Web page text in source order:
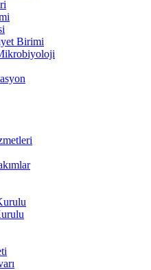
Birimi